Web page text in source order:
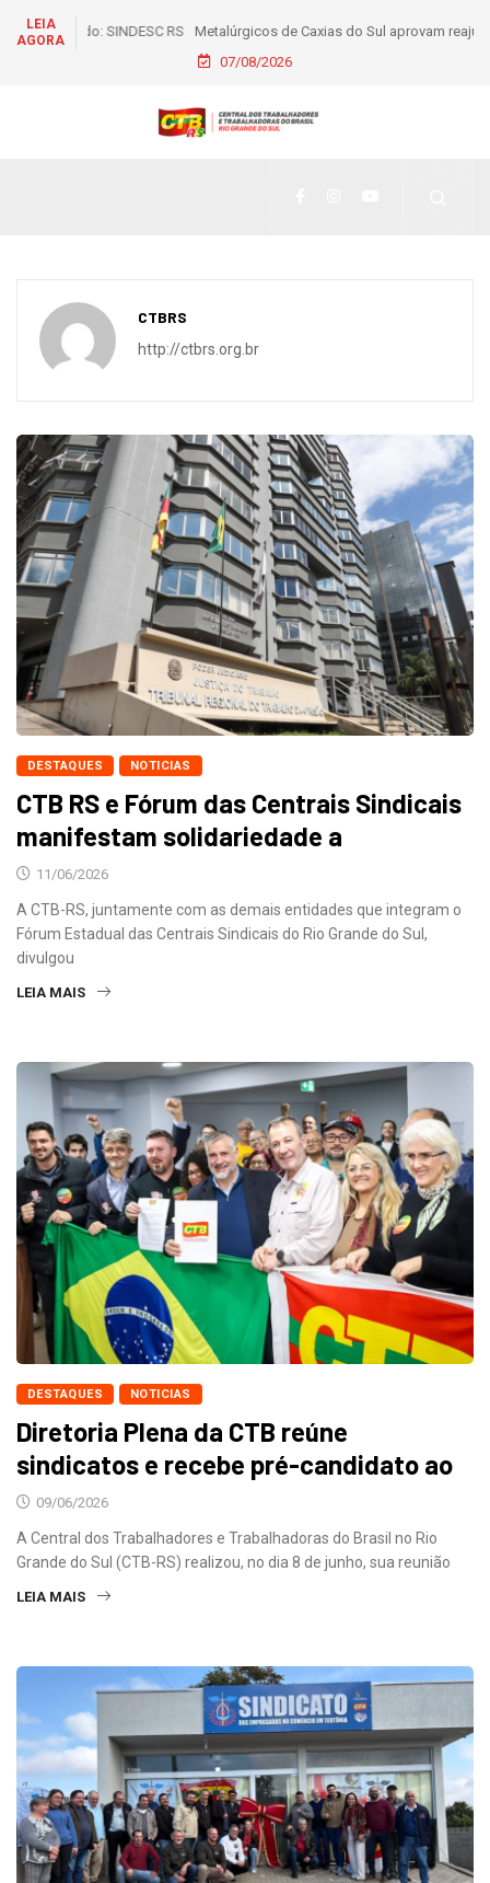
LEIA
AGORA
Metalúrgicos de Caxias do Sul aprovam reajuste salarial de
6% e piso de R$ 2,5 mil
07/08/2026
CTBRS
http://ctbrs.org.br
DESTAQUES NOTICIAS
CTB RS e Fórum das Centrais Sindicais
manifestam solidariedade a
11/06/2026
A CTB-RS, juntamente com as demais entidades que integram o
Fórum Estadual das Centrais Sindicais do Rio Grande do Sul,
divulgou
LEIA MAIS
DESTAQUES NOTICIAS
Diretoria Plena da CTB reúne
sindicatos e recebe pré-candidato ao
09/06/2026
A Central dos Trabalhadores e Trabalhadoras do Brasil no Rio
Grande do Sul (CTB-RS) realizou, no dia 8 de junho, sua reunião
LEIA MAIS